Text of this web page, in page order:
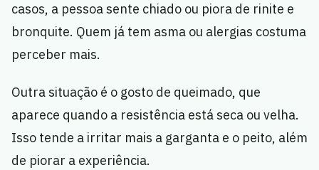
casos, a pessoa sente chiado ou piora de rinite e
bronquite. Quem já tem asma ou alergias costuma
perceber mais.
Outra situação é o gosto de queimado, que
aparece quando a resistência está seca ou velha.
Isso tende a irritar mais a garganta e o peito, além
de piorar a experiência.